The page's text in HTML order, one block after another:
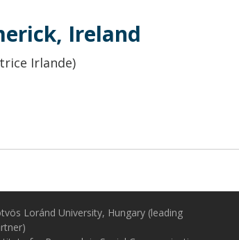
Ireland
Irlande)
Loránd University, Hungary (leading